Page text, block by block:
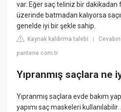
var. Eğer saç teliniz bir dakikadan
üzerinde batmadan kalıyorsa
genelde iyi bir şekle sahip.
Kaynak kaldırma talebi |
pantene.com.tr
Yıpranmış saçlara ne
Yıpranmış saçlara evde bakım
yapımı saç maskeleri